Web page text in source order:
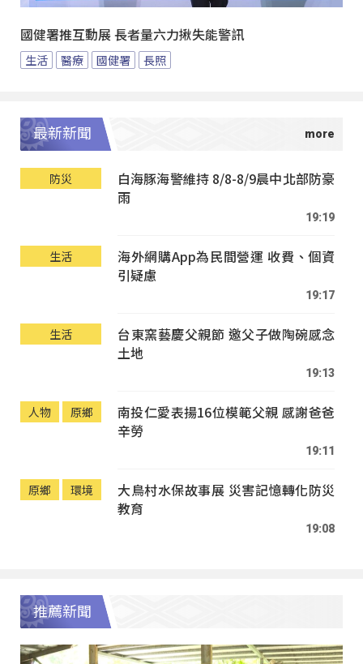
國健署推互動展 長者量六力揪失能警訊
生活 醫療 國健署 長照
最新新聞
防災
白海豚海警維持 8/8-8/9晨中北部防豪
雨
19:19
生活
海外網購App為民間營運 收費、個資
引疑慮
19:17
生活
台東窯藝慶父親節 邀父子做陶碗感念
土地
19:13
人物 原鄉
南投仁愛表揚16位模範父親 感謝爸爸
辛勞
19:11
原鄉 環境
大鳥村水保故事展 災害記憶轉化防災
教育
19:08
推薦新聞